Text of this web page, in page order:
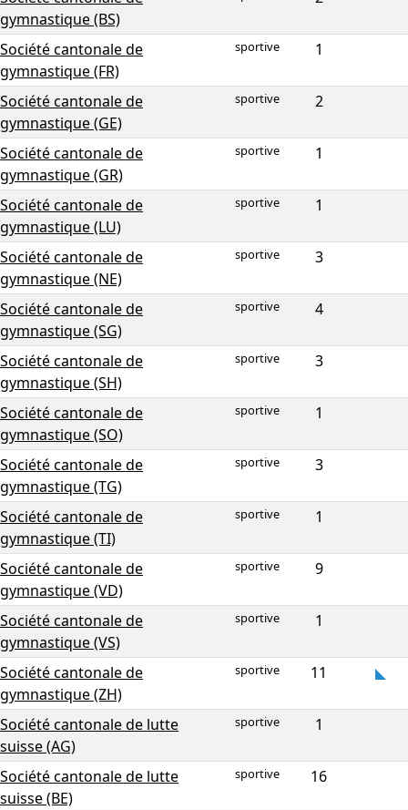
gymnastique (BS)
Société cantonale de
gymnastique (FR)
sportive 1
Société cantonale de
gymnastique (GE)
sportive 2
Société cantonale de
gymnastique (GR)
sportive 1
Société cantonale de
gymnastique (LU)
sportive 1
Société cantonale de
gymnastique (NE)
sportive 3
Société cantonale de
gymnastique (SG)
sportive 4
Société cantonale de
gymnastique (SH)
sportive 3
Société cantonale de
gymnastique (SO)
sportive 1
Société cantonale de
gymnastique (TG)
sportive 3
Société cantonale de
gymnastique (TI)
sportive 1
Société cantonale de
gymnastique (VD)
sportive 9
Société cantonale de
gymnastique (VS)
sportive 1
Société cantonale de
gymnastique (ZH)
sportive 11
Société cantonale de lutte
suisse (AG)
sportive 1
Société cantonale de lutte
suisse (BE)
sportive 16